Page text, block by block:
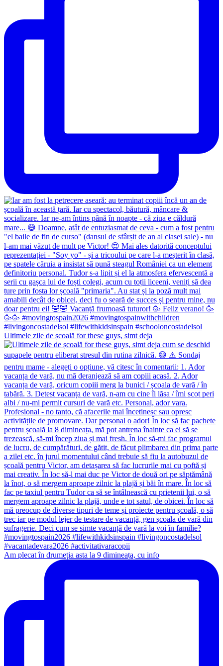
Ultimele zile de școală for these guys, simt deja
Am plecat în drumeția asta la 9 dimineața, cu info